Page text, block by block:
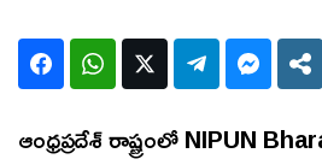
ఆంధ్రప్రదేశ్ రాష్ట్రంలో NIPUN